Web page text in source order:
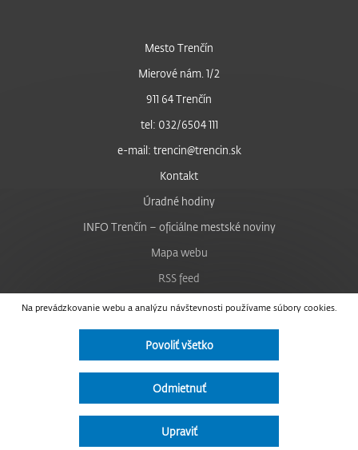
Na prevádzkovanie webu a analýzu návštevnosti používame súbory cookies.
Povoliť všetko
Odmietnuť
Upraviť
Mesto Trenčín
Mierové nám. 1/2
911 64 Trenčín
tel: 032/6504 111
e-mail: trencin@trencin.sk
Kontakt
Úradné hodiny
INFO Trenčín – oficiálne mestské noviny
Mapa webu
RSS feed
Nastavenie cookies
Facebook
Instagram
Vyhlásenie o prístupnosti